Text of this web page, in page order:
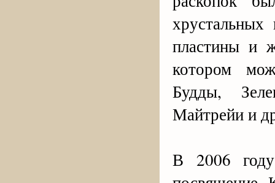
пластины и
котором
Будды,
Майтрейи и
В 2006